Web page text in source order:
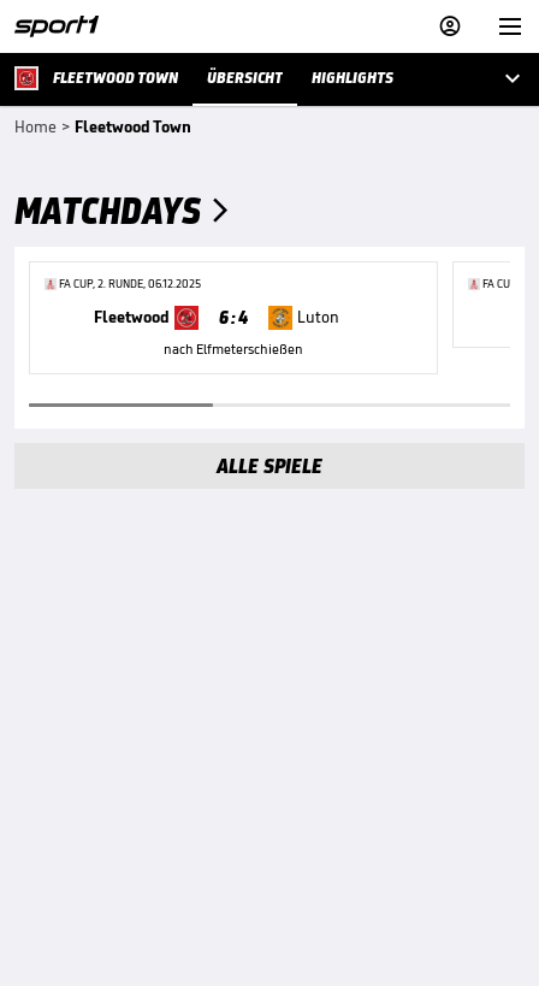


FLEETWOOD TOWN ÜBERSICHT HIGHLIGHTS 
Home > Fleetwood Town
MATCHDAYS 
FA CUP, 2. RUNDE, 06.12.2025
Fleetwood 6 : 4 Luton
nach Elfmeterschießen
FA CUP, 3.
ALLE SPIELE